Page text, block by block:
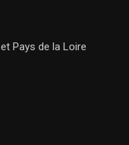
Pays de la Loire